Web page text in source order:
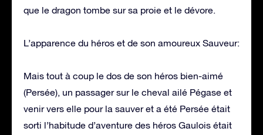
que le dragon tombe sur sa proie et le dévore.
L’apparence du héros et de son amoureux Sauveur:
Mais tout à coup le dos de son héros bien-aimé
(Persée), un passager sur le cheval ailé Pégase et
venir vers elle pour la sauver et a été Persée était
sorti l’habitude d’aventure des héros Gaulois était